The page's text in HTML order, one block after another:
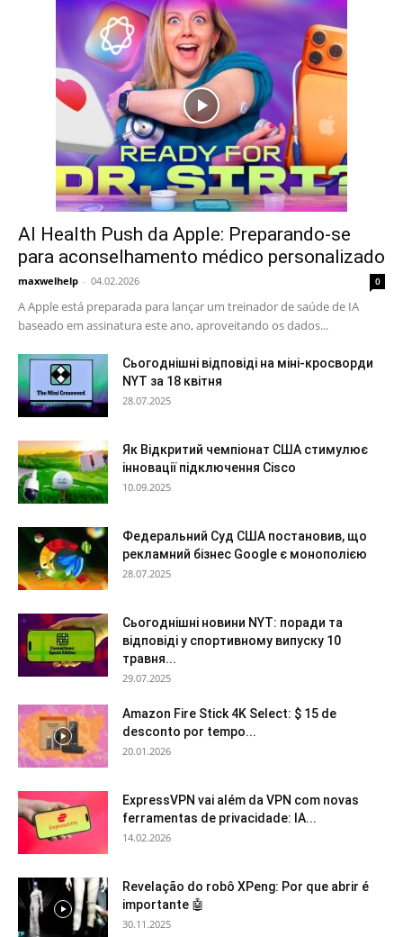
AI Health Push da Apple: Preparando-se
para aconselhamento médico personalizado
maxwelhelp - 04.02.2026 0
A Apple está preparada para lançar um treinador de saúde de IA
baseado em assinatura este ano, aproveitando os dados...
Сьогоднішні відповіді на міні-кросворди
NYT за 18 квітня
28.07.2025
Як Відкритий чемпіонат США стимулює
інновації підключення Cisco
10.09.2025
Федеральний Суд США постановив, що
рекламний бізнес Google є монополією
28.07.2025
Сьогоднішні новини NYT: поради та
відповіді у спортивному випуску 10
травня...
29.07.2025
Amazon Fire Stick 4K Select: $ 15 de
desconto por tempo...
20.01.2026
ExpressVPN vai além da VPN com novas
ferramentas de privacidade: IA...
14.02.2026
Revelação do robô XPeng: Por que abrir é
importante 🤖
30.11.2025